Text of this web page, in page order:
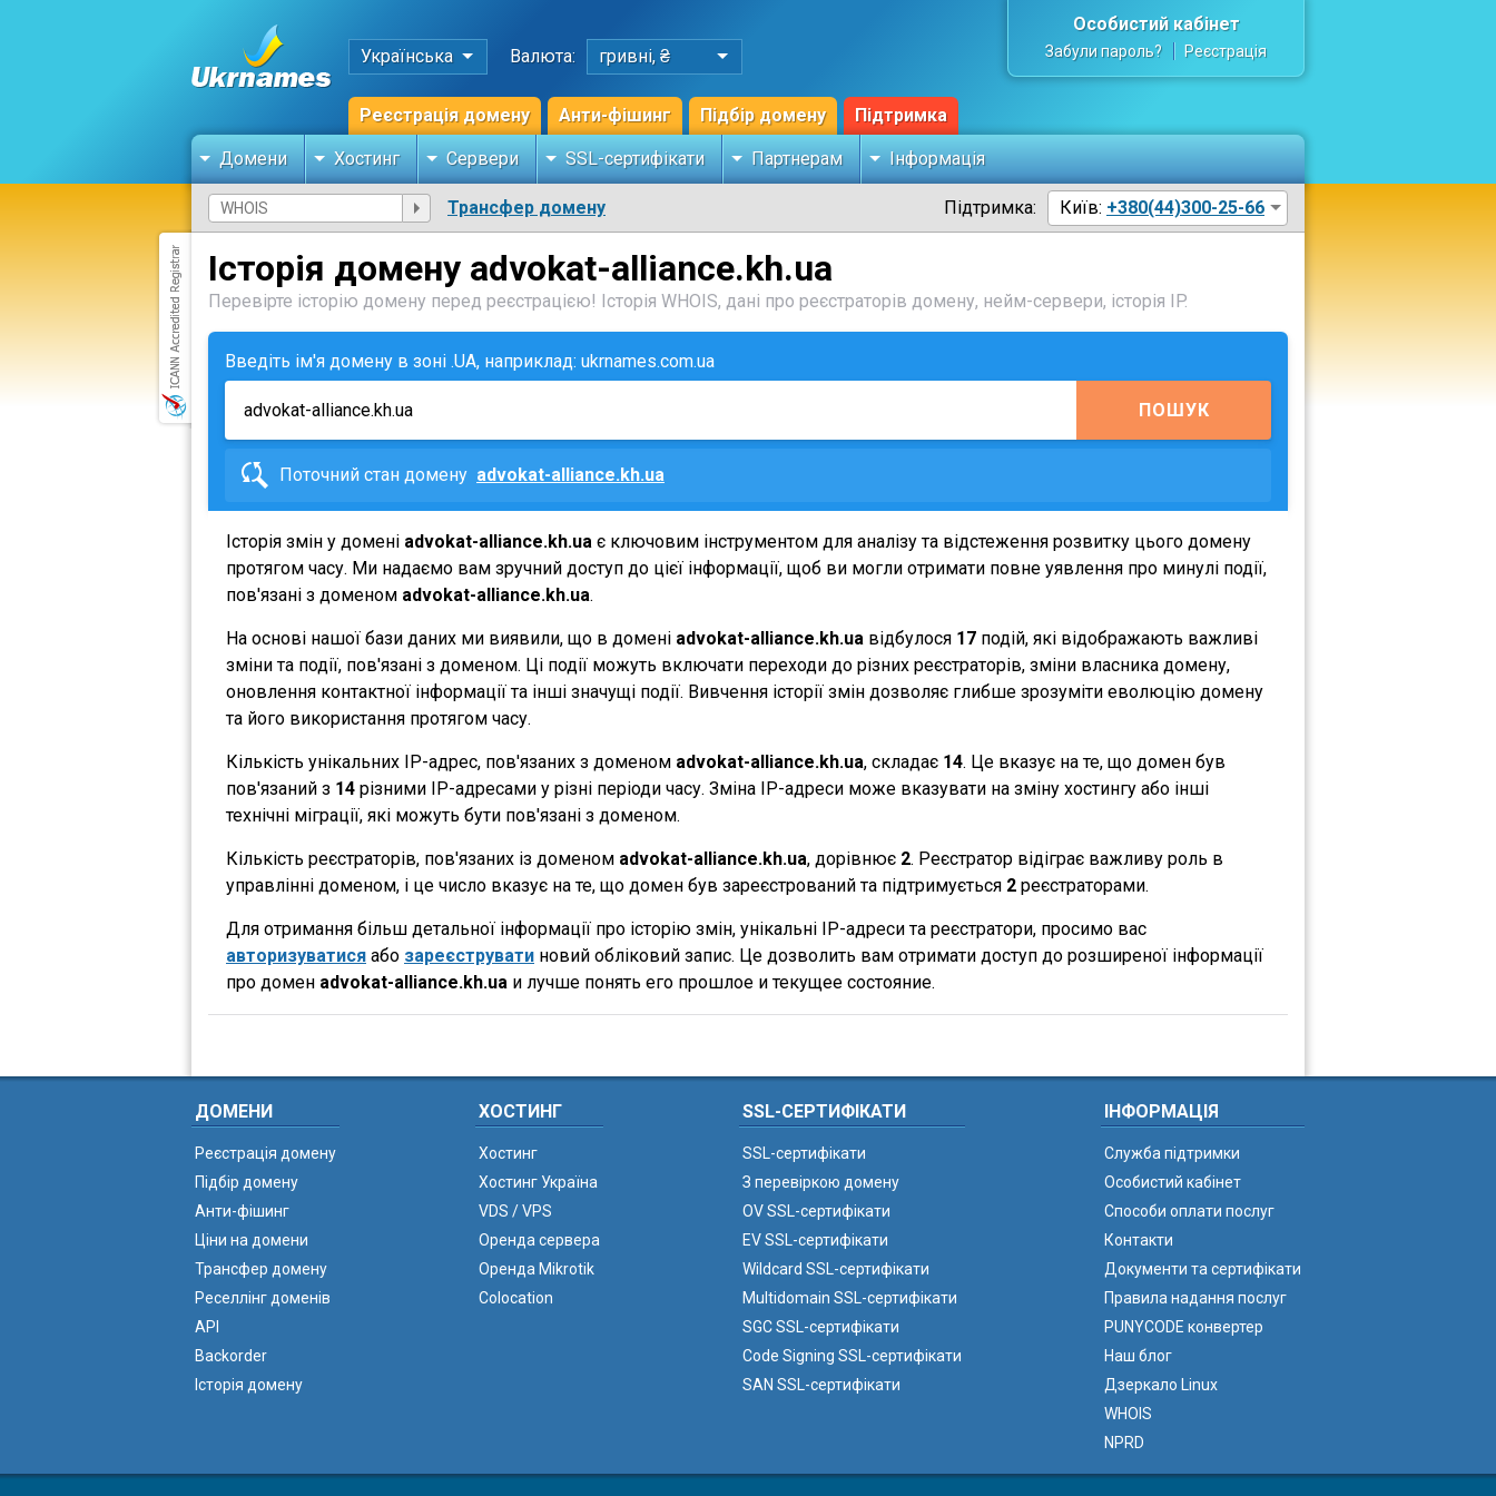
Українська Валюта: гривні, ₴
Реєстрація домену Анти-фішинг Підбір домену Підтримка
Особистий кабінет
Забули пароль? Реєстрація
Домени Хостинг Сервери SSL-сертифікати Партнерам Інформація
Трансфер домену Підтримка: Київ: +380(44)300-25-66
Історія домену advokat-alliance.kh.ua
Перевірте історію домену перед реєстрацією! Історія WHOIS, дані про реєстраторів домену, нейм-сервери, історія IP.
Введіть ім'я домену в зоні .UA, наприклад: ukrnames.com.ua
ПОШУК
Поточний стан домену advokat-alliance.kh.ua
Історія змін у домені advokat-alliance.kh.ua є ключовим інструментом для аналізу та відстеження розвитку цього домену
протягом часу. Ми надаємо вам зручний доступ до цієї інформації, щоб ви могли отримати повне уявлення про минулі події,
пов'язані з доменом advokat-alliance.kh.ua.
На основі нашої бази даних ми виявили, що в домені advokat-alliance.kh.ua відбулося 17 подій, які відображають важливі
зміни та події, пов'язані з доменом. Ці події можуть включати переходи до різних реєстраторів, зміни власника домену,
оновлення контактної інформації та інші значущі події. Вивчення історії змін дозволяє глибше зрозуміти еволюцію домену
та його використання протягом часу.
Кількість унікальних IP-адрес, пов'язаних з доменом advokat-alliance.kh.ua, складає 14. Це вказує на те, що домен був
пов'язаний з 14 різними IP-адресами у різні періоди часу. Зміна IP-адреси може вказувати на зміну хостингу або інші
технічні міграції, які можуть бути пов'язані з доменом.
Кількість реєстраторів, пов'язаних із доменом advokat-alliance.kh.ua, дорівнює 2. Реєстратор відіграє важливу роль в
управлінні доменом, і це число вказує на те, що домен був зареєстрований та підтримується 2 реєстраторами.
Для отримання більш детальної інформації про історію змін, унікальні IP-адреси та реєстратори, просимо вас
авторизуватися або зареєструвати новий обліковий запис. Це дозволить вам отримати доступ до розширеної інформації
про домен advokat-alliance.kh.ua и лучше понять его прошлое и текущее состояние.
ДОМЕНИ
Реєстрація домену
Підбір домену
Анти-фішинг
Ціни на домени
Трансфер домену
Реселлінг доменів
API
Backorder
Історія домену
ХОСТИНГ
Хостинг
Хостинг Україна
VDS / VPS
Оренда сервера
Оренда Mikrotik
Colocation
SSL-СЕРТИФІКАТИ
SSL-сертифікати
З перевіркою домену
OV SSL-сертифікати
EV SSL-сертифікати
Wildcard SSL-сертифікати
Multidomain SSL-сертифікати
SGC SSL-сертифікати
Code Signing SSL-сертифікати
SAN SSL-сертифікати
ІНФОРМАЦІЯ
Служба підтримки
Особистий кабінет
Способи оплати послуг
Контакти
Документи та сертифікати
Правила надання послуг
PUNYCODE конвертер
Наш блог
Дзеркало Linux
WHOIS
NPRD